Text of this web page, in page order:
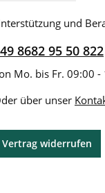
und
8682 95 50 822
Mo. bis Fr. 09:00 -
über unser
Vertrag widerrufen